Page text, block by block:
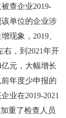
查企业2019-
单位的企业涉
现象，2019、
右，到2021年开
元，大幅增长
年度少申报的
业在2019-2021
重了检查人员